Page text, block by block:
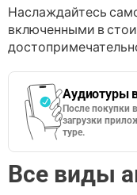
Наслаждайтесь
включенными в
Аудиотуры
После покупки
загрузки
туре.
Все виды